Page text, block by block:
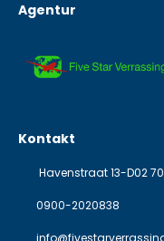
Agentur
Kontakt
Havenstraat 13-D02
0900-2020838